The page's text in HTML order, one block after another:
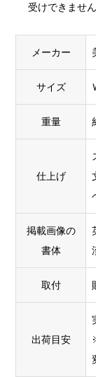
受けできませ
メーカー
サイズ
重量
仕上げ
掲載画像の
書体
取付
出荷目安